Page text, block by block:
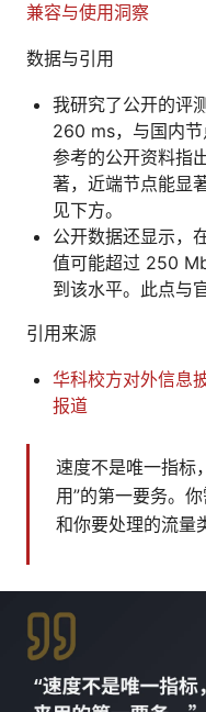
兼容与使用洞察
数据与引用
我研究了公开的评
260 ms，与国内节
参考的公开资料指
著，近端节点能显
见下方。
公开数据还显示，
值可能超过 250
到该水平。此点与
引用来源
华科校方对外信息
报道
速度不是唯一指标
用”的第一要务。
和你要处理的流量